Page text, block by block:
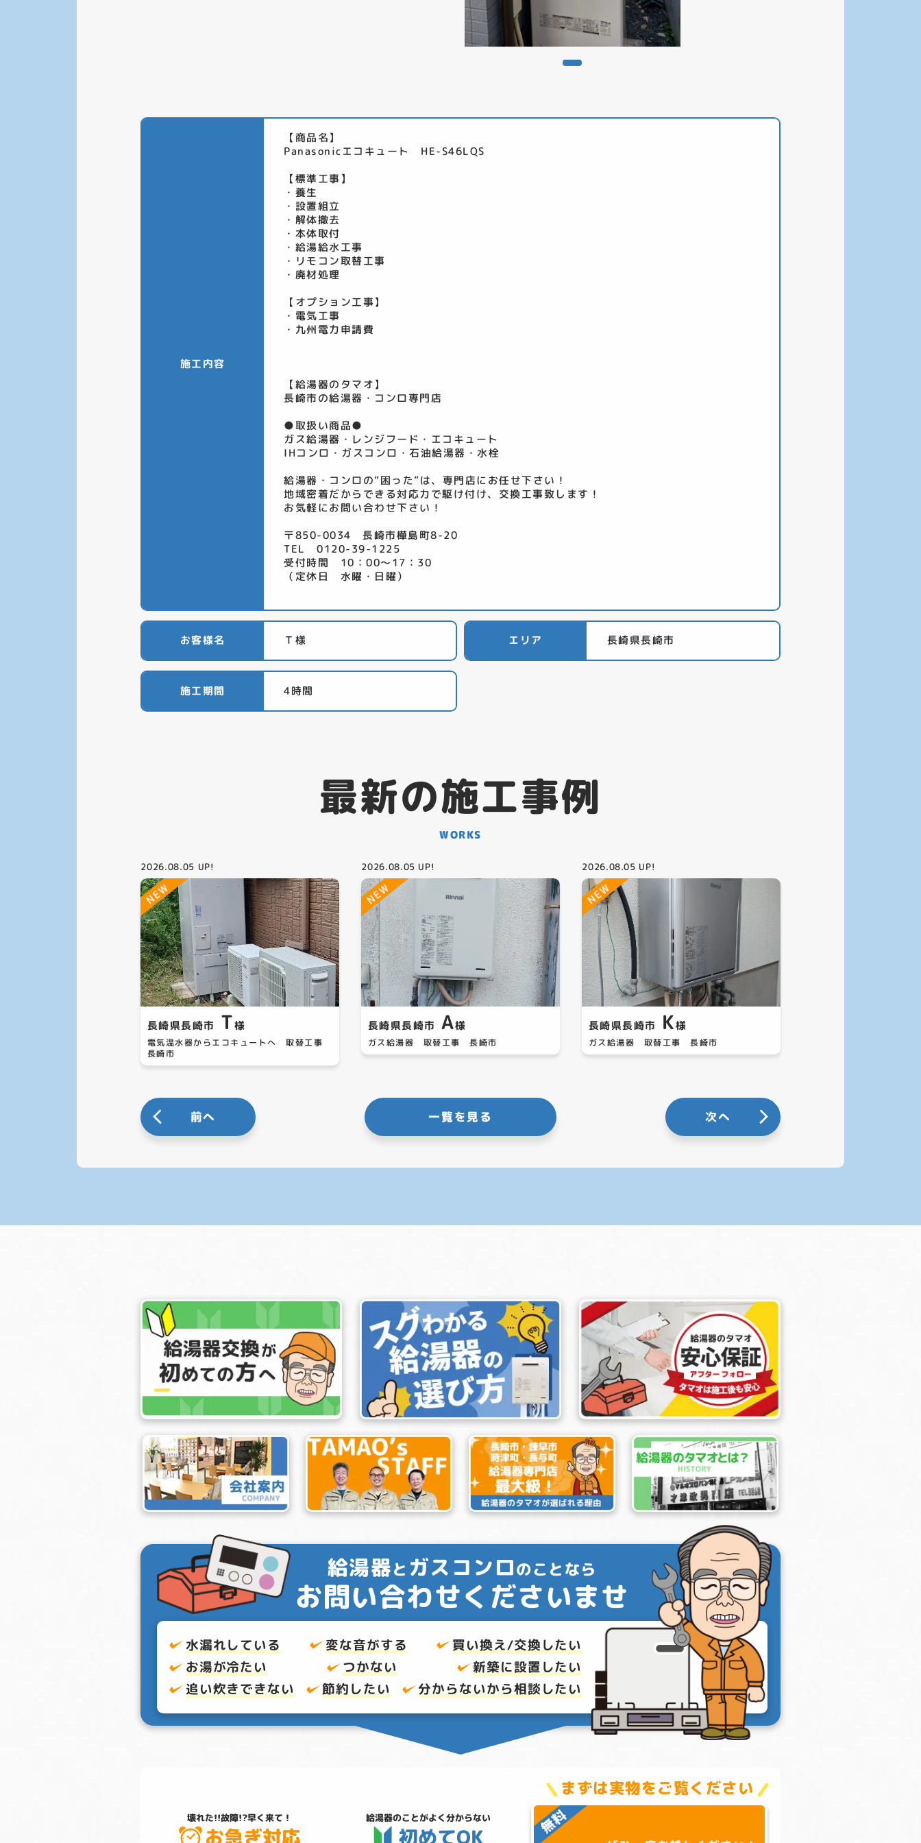
施工内容
【商品名】
Panasonicエコキュート HE-S46LQS
【標準工事】
・養生
・設置組立
・解体撤去
・本体取付
・給湯給水工事
・リモコン取替工事
・廃材処理
【オプション工事】
・電気工事
・九州電力申請費
【給湯器のタマオ】
長崎市の給湯器・コンロ専門店
●取扱い商品●
ガス給湯器・レンジフード・エコキュート
IHコンロ・ガスコンロ・石油給湯器・水栓
給湯器・コンロの”困った”は、専門店にお任せ下さい！
地域密着だからできる対応力で駆け付け、交換工事致します！
お気軽にお問い合わせ下さい！
〒850-0034 長崎市樺島町8-20
TEL 0120-39-1225
受付時間 10：00～17：30
（定休日 水曜・日曜）
お客様名 Ｔ様 エリア 長崎県長崎市
施工期間 4時間
最新の施工事例
WORKS
2026.08.05 UP!
長崎県長崎市 T様
電気温水器からエコキュートへ 取替工事
長崎市
2026.08.05 UP!
長崎県長崎市 A様
ガス給湯器 取替工事 長崎市
2026.08.05 UP!
長崎県長崎市 K様
ガス給湯器 取替工事 長崎市
前へ 一覧を見る 次へ
給湯器と ガスコンロのことなら
お問い合わせくださいませ
水漏れしている 変な音がする
買い換え/交換したい
お湯が冷たい
つかない
新築に設置したい
追い炊きできない
節約したい 分からないから相談したい
まずは実物をご覧ください
壊れた!!故障!?早く来て！
お急ぎ対応
給湯器のことがよく分からない
初めてOK